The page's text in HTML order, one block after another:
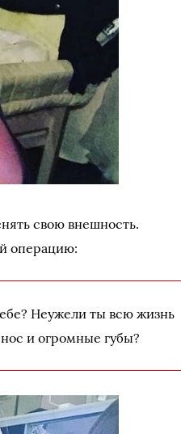
свою внешность.
операцию:
Неужели ты всю жизнь
и огромные губы?